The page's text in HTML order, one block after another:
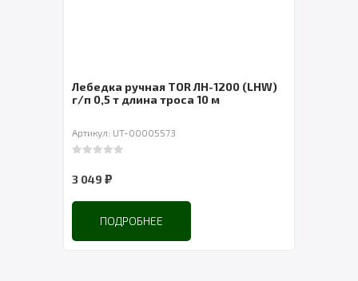
Лебедка ручная TOR ЛН-1200 (LHW)
г/п 0,5 т длина троса 10 м
Артикул: UT-00005573
3 049 ₽
ПОДРОБНЕЕ